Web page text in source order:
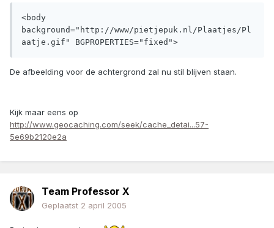
<body
background="http://www/pietjepuk.nl/Plaatjes/Pl
aatje.gif" BGPROPERTIES="fixed">
De afbeelding voor de achtergrond zal nu stil blijven staan.
Kijk maar eens op
http://www.geocaching.com/seek/cache_detai...57-
5e69b2120e2a
Team Professor X
Geplaatst 2 april 2005